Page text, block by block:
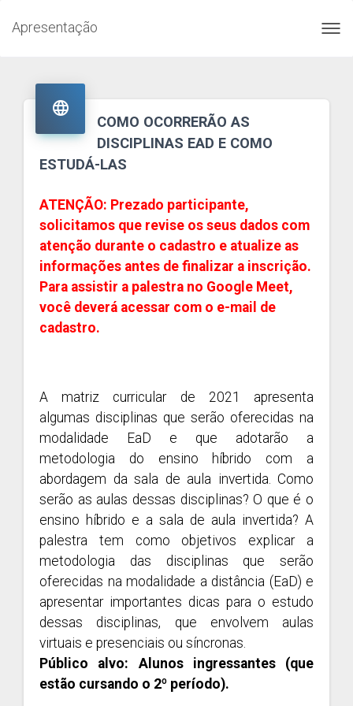
Apresentação

COMO OCORRERÃO AS
DISCIPLINAS EAD E COMO
ESTUDÁ-LAS
ATENÇÃO: Prezado participante,
solicitamos que revise os seus dados com
atenção durante o cadastro e atualize as
informações antes de finalizar a inscrição.
Para assistir a palestra no Google Meet,
você deverá acessar com o e-mail de
cadastro.
A matriz curricular de 2021 apresenta
algumas disciplinas que serão oferecidas na
modalidade EaD e que adotarão a
metodologia do ensino híbrido com a
abordagem da sala de aula invertida. Como
serão as aulas dessas disciplinas? O que é o
ensino híbrido e a sala de aula invertida? A
palestra tem como objetivos explicar a
metodologia das disciplinas que serão
oferecidas na modalidade a distância (EaD) e
apresentar importantes dicas para o estudo
dessas disciplinas, que envolvem aulas
virtuais e presenciais ou síncronas.
Público alvo: Alunos ingressantes (que
estão cursando o 2º período).